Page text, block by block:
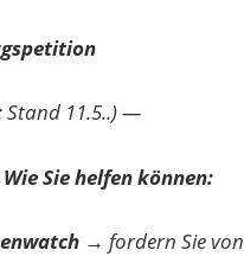
11.5..) —
Sie helfen können:
→ fordern Sie von